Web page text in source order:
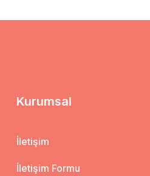
Kurumsal
İletişim
İletişim Formu